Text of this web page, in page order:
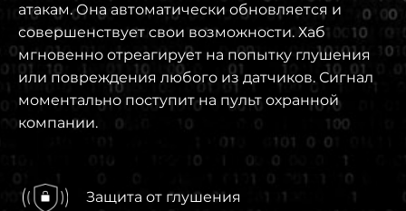
атакам. Она автоматически обновляется и
совершенствует свои возможности. Хаб
мгновенно отреагирует на попытку глушения
или повреждения любого из датчиков. Сигнал
моментально поступит на пульт охранной
компании.
Защита от глушения